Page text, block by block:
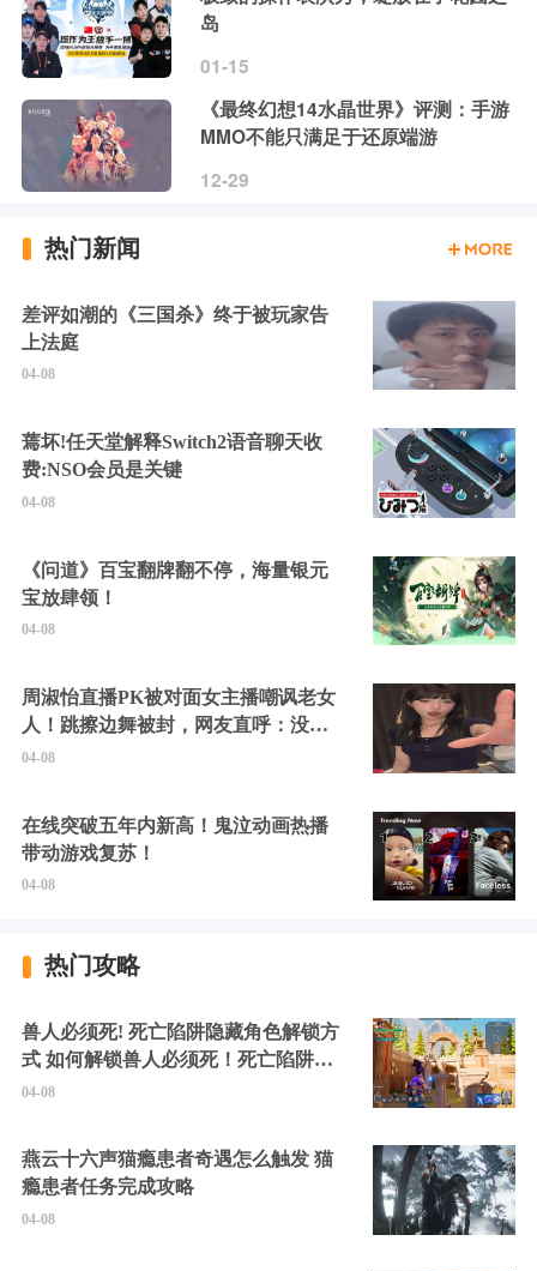
岛
01-15
《最终幻想14水晶世界》评测：手游
MMO不能只满足于还原端游
12-29
热门新闻
差评如潮的《三国杀》终于被玩家告
上法庭
04-08
蔫坏!任天堂解释Switch2语音聊天收
费:NSO会员是关键
04-08
《问道》百宝翻牌翻不停，海量银元
宝放肆领！
04-08
周淑怡直播PK被对面女主播嘲讽老女
人！跳擦边舞被封，网友直呼：没边
硬擦封的好！
04-08
在线突破五年内新高！鬼泣动画热播
带动游戏复苏！
04-08
热门攻略
兽人必须死! 死亡陷阱隐藏角色解锁方
式 如何解锁兽人必须死！死亡陷阱中
的隐藏角色
04-08
燕云十六声猫瘾患者奇遇怎么触发 猫
瘾患者任务完成攻略
04-08